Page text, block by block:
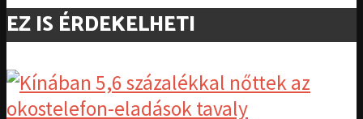
EZ IS ÉRDEKELHETI